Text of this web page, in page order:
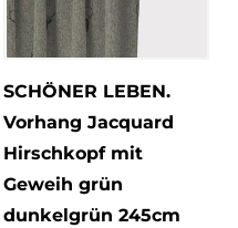
SCHÖNER LEBEN.
Vorhang Jacquard
Hirschkopf mit
Geweih grün
dunkelgrün 245cm